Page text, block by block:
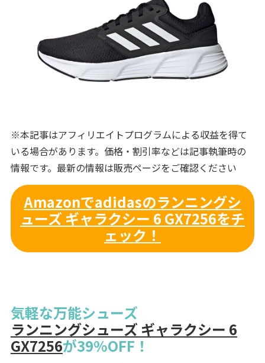
※本記事はアフィリエイトプログラムによる収益を得て
いる場合があります。価格・割引率などは記事執筆時の
情報です。最新の情報は販売ページをご確認ください
Amazonでadidasのランニングシ
ューズ ギャラクシー 6 GX7256をチ
ェック！
気軽な万能シューズ
ランニングシューズ ギャラクシー 6
GX7256が39%OFF！